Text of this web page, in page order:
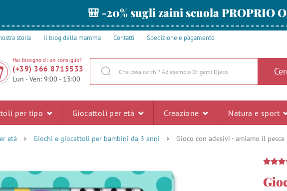
🎒 -20% sugli zaini scuola PROPRIO
storia Il blog della mamma Contatti Spedizione e pagamento
Hai bisogno di un consiglio?
(+39) 366 8715533
Lun - Ven: 9:00 - 13:00
per tipo Giocattoli per età Creazione Natura e sport
età Giochi e giocattoli per bambini da 3 anni Gioco con adesivi - amiamo il pesce